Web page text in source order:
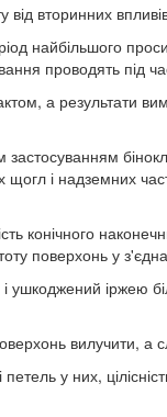
від вторинних
найбільшого
проводять під
а результати
і надземних
конічного
поверхонь у
ушкоджений іржею
вилучити, а
у них,